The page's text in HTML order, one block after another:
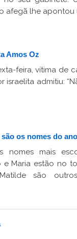
afegã lhe apontou
Amos Oz
feira, vítima de
israelita admitiu:
os nomes do ano
nomes mais
e Maria estão no
são